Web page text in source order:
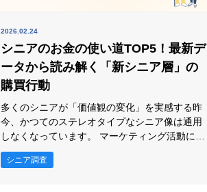
2026.02.24
シニアのお金の使い道TOP5！最新デ
ータから読み解く「新シニア層」の
購買行動
多くのシニアが「価値観の変化」を実感する昨
今、かつてのステレオタイプなシニア像は通用
しなくなっています。 マーケティング活動にお
いて、ターゲットが実際にどこへお金を投じて
いるのかといった、家計のリアルを把握するこ
シニア調査